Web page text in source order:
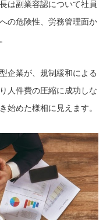
は副業容認について社員
の危険性、労務管理面か
企業が、規制緩和による
人件費の圧縮に成功しな
始めた様相に見えます。